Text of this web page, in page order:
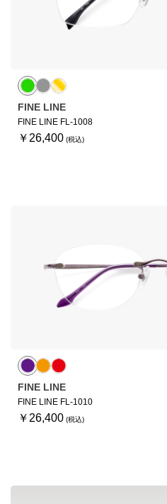
FINE LINE
FINE LINE FL-1008
￥26,400
FINE LINE
FINE LINE FL-1010
￥26,400